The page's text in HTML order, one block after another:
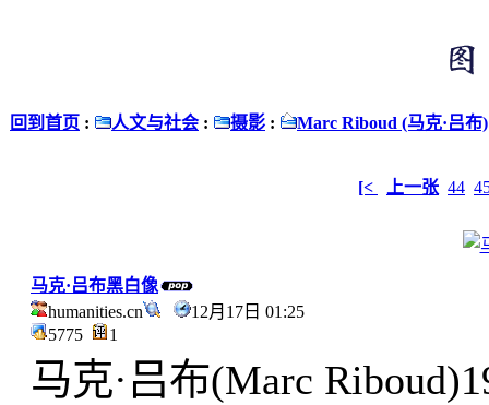
回到首页 : 人文与社会 : 摄影 : Marc Riboud (马克·吕布)
[< 上一张 44
马克·吕布黑白像
humanities.cn
12月17日 01:25
5775
1
马克·吕布(Marc